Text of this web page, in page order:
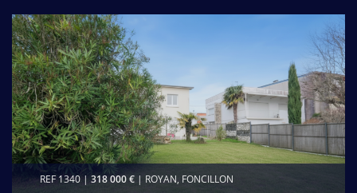
REF 1340 | 318 000 € | ROYAN, FONCILLON